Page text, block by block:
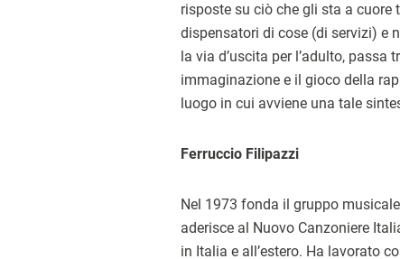
risposte su ciò che gli sta a
dispensatori di cose (di servizi) e
la via d’uscita per l’adulto, passa
immaginazione e il gioco della
luogo in cui avviene una tale
Ferruccio Filipazzi
Nel 1973 fonda il gruppo
aderisce al Nuovo Canzoniere
in Italia e all’estero. Ha lavorato